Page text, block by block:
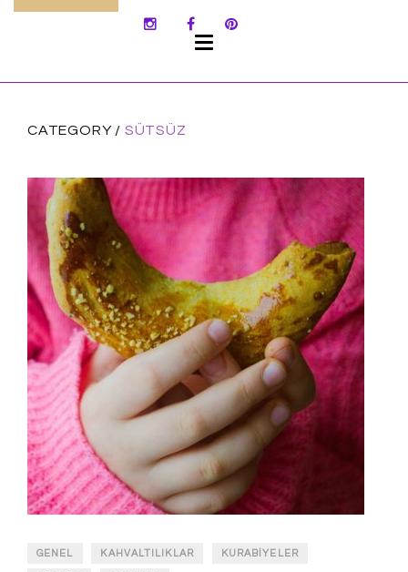
CATEGORY / SÜTSÜZ
GENEL KAHVALTILIKLAR KURABIYELER